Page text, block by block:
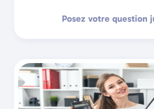
Posez votre question